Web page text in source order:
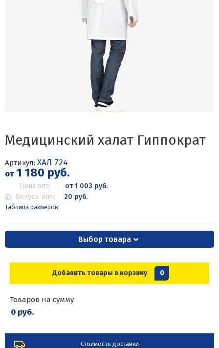
Медицинский халат Гиппократ
Артикул: ХАЛ 724
от1 180 руб.
Цена опт:
от 1 003 руб.
Бонусы опт:
20 руб.
Таблица размеров
Выбор товара
Добавить товары в корзину 0
Товаров на сумму
0 руб.
Стоимость доставки